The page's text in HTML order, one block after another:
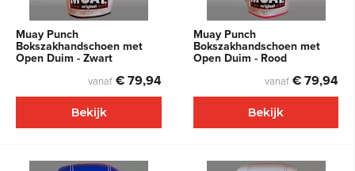
Muay Punch
Bokszakhandschoen met
Open Duim - Zwart
vanaf € 79,94
Bekijk
Muay Punch
Bokszakhandschoen met
Open Duim - Rood
vanaf € 79,94
Bekijk